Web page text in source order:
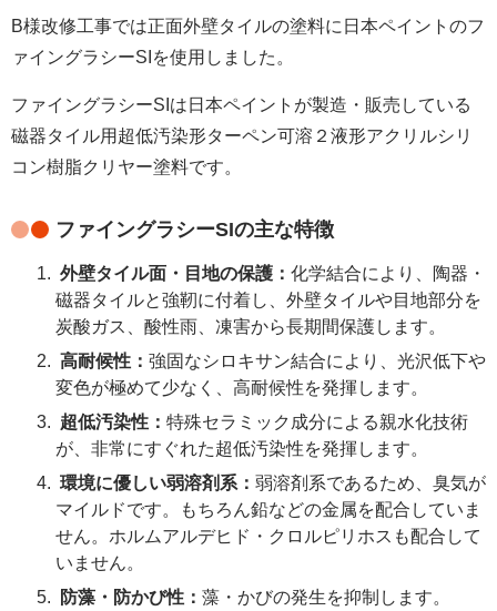
B様改修工事では正面外壁タイルの塗料に日本ペイントのフ
ァイングラシーSIを使用しました。
ファイングラシーSIは日本ペイントが製造・販売している
磁器タイル用超低汚染形ターペン可溶２液形アクリルシリ
コン樹脂クリヤー塗料です。
ファイングラシーSIの主な特徴
外壁タイル面・目地の保護： 化学結合により、陶器・
磁器タイルと強靭に付着し、外壁タイルや目地部分を
炭酸ガス、酸性雨、凍害から長期間保護します。
高耐候性： 強固なシロキサン結合により、光沢低下や
変色が極めて少なく、高耐候性を発揮します。
超低汚染性： 特殊セラミック成分による親水化技術
が、非常にすぐれた超低汚染性を発揮します。
環境に優しい弱溶剤系： 弱溶剤系であるため、臭気が
マイルドです。もちろん鉛などの金属を配合していま
せん。ホルムアルデヒド・クロルピリホスも配合して
いません。
防藻・防かび性： 藻・かびの発生を抑制します。